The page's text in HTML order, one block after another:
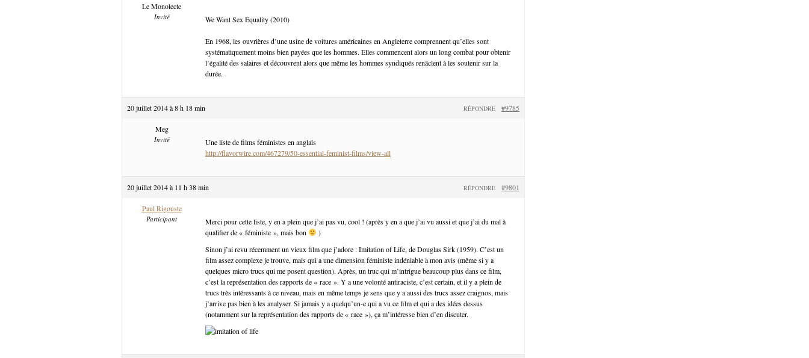
Le Monolecte
Invité We Want Sex Equality (2010)
En 1968, les ouvrières d’une usine de voitures américaines en Angleterre comprennent qu’elles sont
systématiquement moins bien payées que les hommes. Elles commencent alors un long combat pour obtenir
l’égalité des salaires et découvrent alors que même les hommes syndiqués renâclent à les soutenir sur la
durée.
20 juillet 2014 à 8 h 18 min #9785
RÉPONDRE
Meg
Invité
Une liste de films féministes en anglais
http://flavorwire.com/467279/50-essential-feminist-films/view-all
20 juillet 2014 à 11 h 38 min #9801
RÉPONDRE
Paul Rigouste
Participant
Merci pour cette liste, y en a plein que j’ai pas vu, cool ! (après y en a que j’ai vu aussi et que j’ai du mal à
qualifier de « féministe », mais bon
)
Sinon j’ai revu récemment un vieux film que j’adore : Imitation of Life, de Douglas Sirk (1959). C’est un
film assez complexe je trouve, mais qui a une dimension féministe indéniable à mon avis (même si y a
quelques micro trucs qui me posent question). Après, un truc qui m’intrigue beaucoup plus dans ce film,
c’est la représentation des rapports de « race ». Y a une volonté antiraciste, c’est certain, et il y a plein de
trucs très intéressants à ce niveau, mais en même temps je sens que y a aussi des trucs assez craignos, mais
j’arrive pas bien à les analyser. Si jamais y a quelqu’un-e qui a vu ce film et qui a des idées dessus
(notamment sur la représentation des rapports de « race »), ça m’intéresse bien d’en discuter.